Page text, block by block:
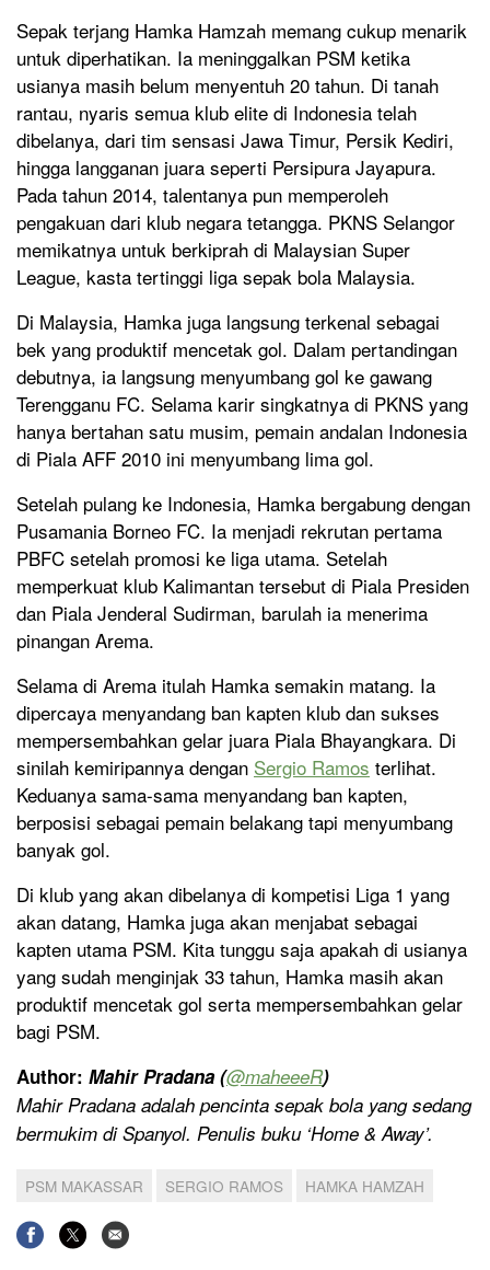
Sepak terjang Hamka Hamzah memang cukup menarik
untuk diperhatikan. Ia meninggalkan PSM ketika
usianya masih belum menyentuh 20 tahun. Di tanah
rantau, nyaris semua klub elite di Indonesia telah
dibelanya, dari tim sensasi Jawa Timur, Persik Kediri,
hingga langganan juara seperti Persipura Jayapura.
Pada tahun 2014, talentanya pun memperoleh
pengakuan dari klub negara tetangga. PKNS Selangor
memikatnya untuk berkiprah di Malaysian Super
League, kasta tertinggi liga sepak bola Malaysia.
Di Malaysia, Hamka juga langsung terkenal sebagai
bek yang produktif mencetak gol. Dalam pertandingan
debutnya, ia langsung menyumbang gol ke gawang
Terengganu FC. Selama karir singkatnya di PKNS yang
hanya bertahan satu musim, pemain andalan Indonesia
di Piala AFF 2010 ini menyumbang lima gol.
Setelah pulang ke Indonesia, Hamka bergabung dengan
Pusamania Borneo FC. Ia menjadi rekrutan pertama
PBFC setelah promosi ke liga utama. Setelah
memperkuat klub Kalimantan tersebut di Piala Presiden
dan Piala Jenderal Sudirman, barulah ia menerima
pinangan Arema.
Selama di Arema itulah Hamka semakin matang. Ia
dipercaya menyandang ban kapten klub dan sukses
mempersembahkan gelar juara Piala Bhayangkara. Di
sinilah kemiripannya dengan Sergio Ramos terlihat.
Keduanya sama-sama menyandang ban kapten,
berposisi sebagai pemain belakang tapi menyumbang
banyak gol.
Di klub yang akan dibelanya di kompetisi Liga 1 yang
akan datang, Hamka juga akan menjabat sebagai
kapten utama PSM. Kita tunggu saja apakah di usianya
yang sudah menginjak 33 tahun, Hamka masih akan
produktif mencetak gol serta mempersembahkan gelar
bagi PSM.
Author: Mahir Pradana (@maheeeR)
Mahir Pradana adalah pencinta sepak bola yang sedang
bermukim di Spanyol. Penulis buku ‘Home & Away’.
PSM MAKASSAR SERGIO RAMOS HAMKA HAMZAH